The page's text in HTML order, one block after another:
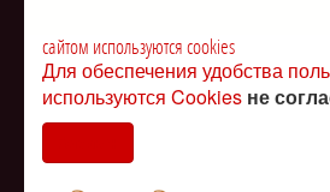
сайтом используются cookies
Для обеспечения удобства
используются Cookies не